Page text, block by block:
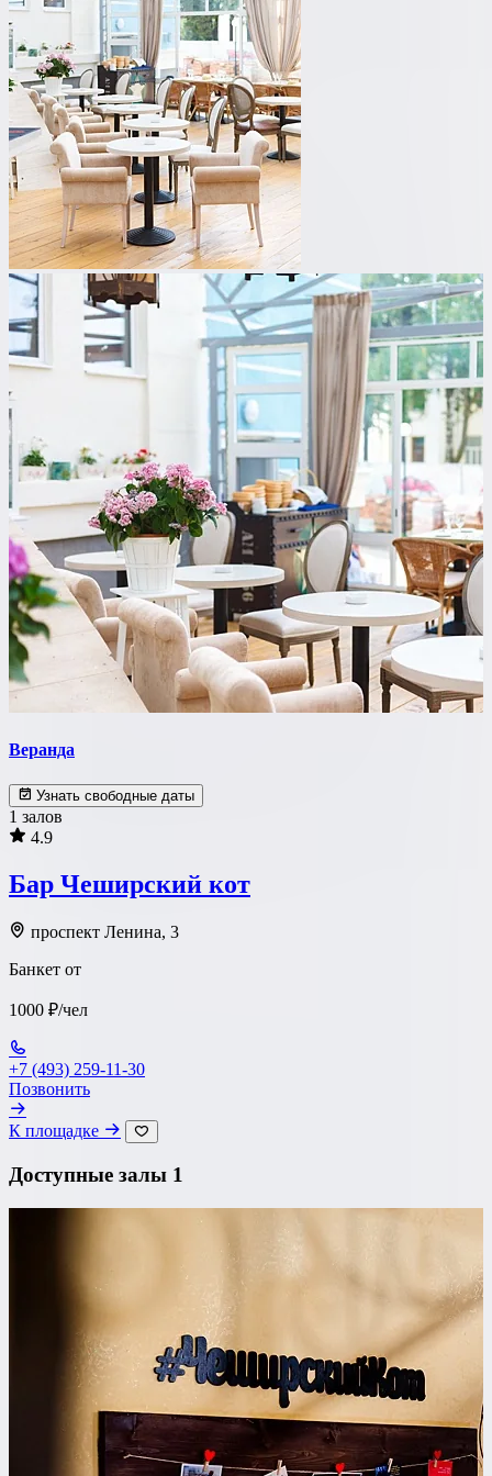
Веранда
Узнать свободные даты
1 залов
4.9
Бар Чеширский кот
проспект Ленина, 3
Банкет от
1000 ₽/чел
+7 (493) 259-11-30
Позвонить
К площадке
Доступные залы 1